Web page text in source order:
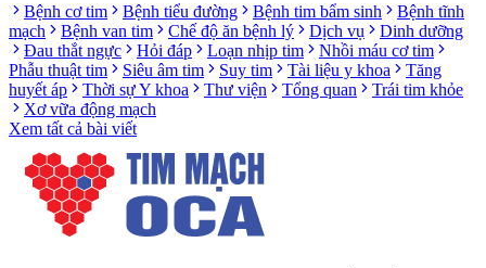
Bệnh cơ tim
Bệnh tiểu đường Bệnh tim bẩm sinh
Bệnh tĩnh
mạch
Bệnh van tim Chế độ ăn bệnh lý Dịch vụ
Dinh dưỡng
Đau thắt ngực
Hỏi đáp Loạn nhịp tim
Nhồi máu cơ tim
Phẫu thuật tim
Siêu âm tim Suy tim Tài liệu y khoa
Tăng
huyết áp
Thời sự Y khoa Thư viện Tổng quan
Trái tim khỏe
Xơ vữa động mạch
Xem tất cả bài viết